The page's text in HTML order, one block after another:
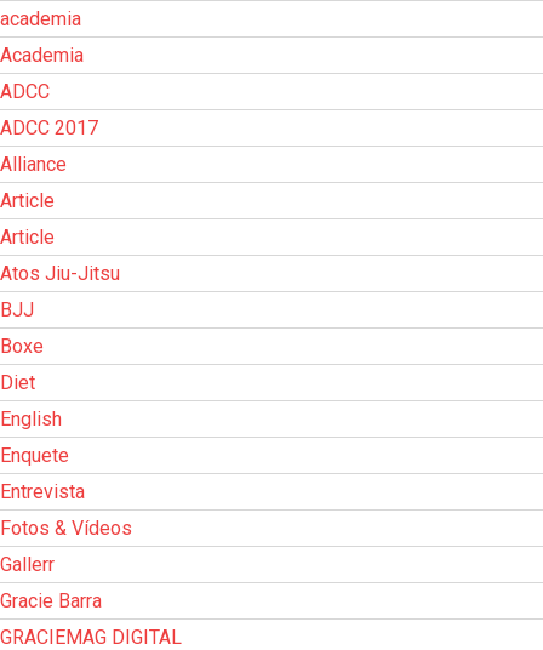
academia
Academia
ADCC
ADCC 2017
Alliance
Article
Article
Atos Jiu-Jitsu
BJJ
Boxe
Diet
English
Enquete
Entrevista
Fotos & Vídeos
Gallerr
Gracie Barra
GRACIEMAG DIGITAL